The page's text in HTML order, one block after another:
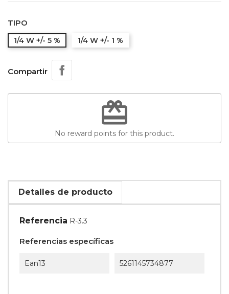
TIPO
1/4 W +/- 5 % 1/4 W +/- 1 %
Compartir
redeem
No reward points for this product.
Detalles de producto
Referencia R-3.3
Referencias específicas
Ean13 5261145734877